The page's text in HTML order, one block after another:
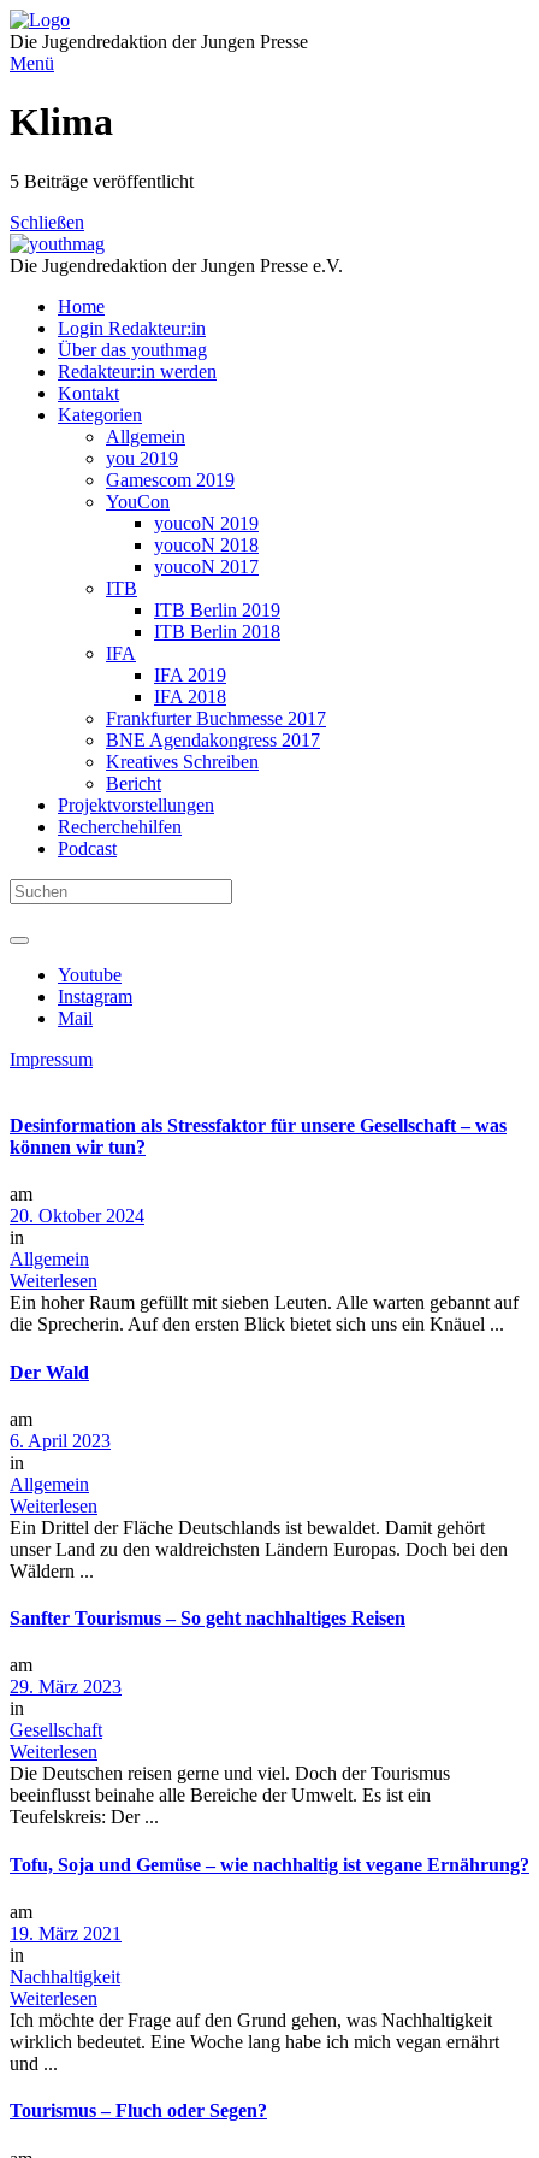
Direkt
zum
Inhalt
Die Jugendredaktion der Jungen Presse
Menü
Klima
5 Beiträge veröffentlicht
Schließen
Die Jugendredaktion der Jungen Presse e.V.
Home
Login Redakteur:in
Über das youthmag
Redakteur:in werden
Kontakt
Kategorien
Allgemein
you 2019
Gamescom 2019
YouCon
youcoN 2019
youcoN 2018
youcoN 2017
ITB
ITB Berlin 2019
ITB Berlin 2018
IFA
IFA 2019
IFA 2018
Frankfurter Buchmesse 2017
BNE Agendakongress 2017
Kreatives Schreiben
Bericht
Projektvorstellungen
Recherchehilfen
Podcast
Youtube
Instagram
Mail
Impressum
Desinformation als Stressfaktor für unsere Gesellschaft – was
können wir tun?
am
20. Oktober 2024
in
Allgemein
Weiterlesen
Ein hoher Raum gefüllt mit sieben Leuten. Alle warten gebannt auf
die Sprecherin. Auf den ersten Blick bietet sich uns ein Knäuel ...
Der Wald
am
6. April 2023
in
Allgemein
Weiterlesen
Ein Drittel der Fläche Deutschlands ist bewaldet. Damit gehört
unser Land zu den waldreichsten Ländern Europas. Doch bei den
Wäldern ...
Sanfter Tourismus – So geht nachhaltiges Reisen
am
29. März 2023
in
Gesellschaft
Weiterlesen
Die Deutschen reisen gerne und viel. Doch der Tourismus
beeinflusst beinahe alle Bereiche der Umwelt. Es ist ein
Teufelskreis: Der ...
Tofu, Soja und Gemüse – wie nachhaltig ist vegane Ernährung?
am
19. März 2021
in
Nachhaltigkeit
Weiterlesen
Ich möchte der Frage auf den Grund gehen, was Nachhaltigkeit
wirklich bedeutet. Eine Woche lang habe ich mich vegan ernährt
und ...
Tourismus – Fluch oder Segen?